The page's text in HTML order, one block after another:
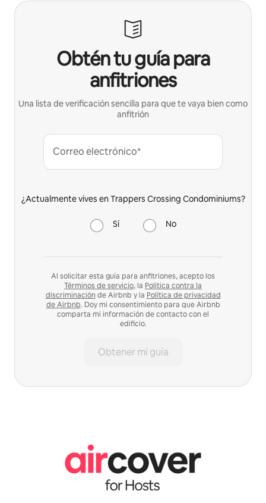
Obtén tu guía para
anfitriones
Una lista de verificación sencilla para que te vaya bien como
anfitrión
Correo electrónico*
¿Actualmente vives en Trappers Crossing Condominiums?
Sí No
Al solicitar esta guía para anfitriones, acepto los
Términos de servicio, la Política contra la
discriminación de Airbnb y la Política de privacidad
de Airbnb. Doy mi consentimiento para que Airbnb
comparta mi información de contacto con el
edificio.
Obtener mi guía